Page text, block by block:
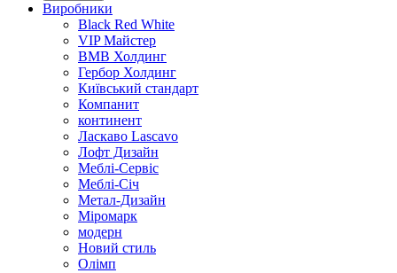
Виробники
Black Red White
VIP Майстер
ВМВ Холдинг
Гербор Холдинг
Київський стандарт
Компанит
континент
Ласкаво Lascavo
Лофт Дизайн
Меблі-Сервіс
Меблі-Січ
Метал-Дизайн
Міромарк
модерн
Новий стиль
Олімп